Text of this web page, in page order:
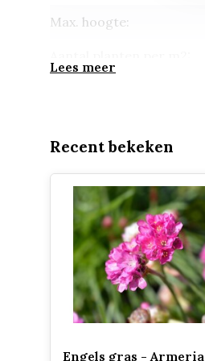
Max. hoogte:
Lees meer
Recent bekeken
Engels gras - Armeria